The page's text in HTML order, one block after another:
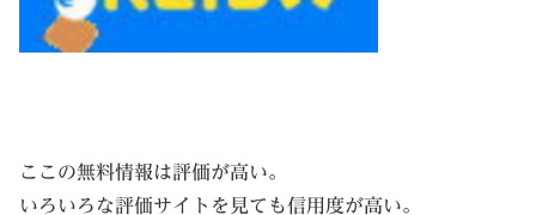
ここの無料情報は評価が高い。
いろいろな評価サイトを見ても信用度が高い。